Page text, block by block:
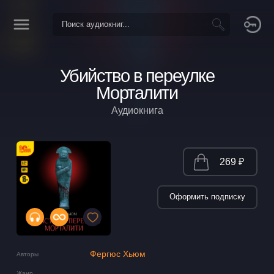
Убийство в переулке
Морталити
Аудиокнига
Авторы Фергюс Хьюм
269 ₽
Оформить подписку